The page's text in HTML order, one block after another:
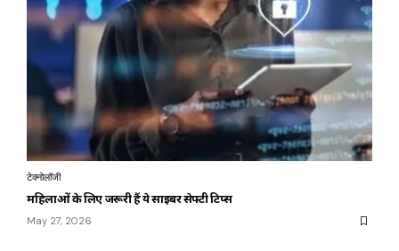
टेक्नोलॉजी
महिलाओं के लिए जरूरी हैं ये साइबर सेफ्टी टिप्स
May 27, 2026